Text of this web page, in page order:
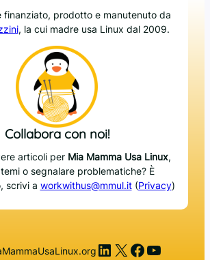
finanziato, prodotto e manutenuto da
, la cui madre usa Linux dal 2009.
Collabora con noi!
articoli per Mia Mamma Usa Linux,
o segnalare problematiche? È
scrivi a workwithus@mmul.it(Privacy)
LinkedIn
X Facebook